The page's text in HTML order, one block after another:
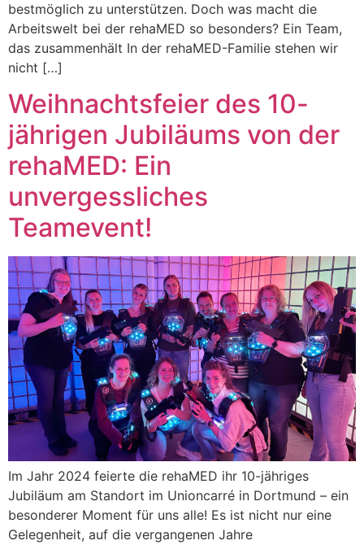
bestmöglich zu unterstützen. Doch was macht die
Arbeitswelt bei der rehaMED so besonders? Ein Team,
das zusammenhält In der rehaMED-Familie stehen wir
nicht […]
Weihnachtsfeier des 10-
jährigen Jubiläums von der
rehaMED: Ein
unvergessliches
Teamevent!
Im Jahr 2024 feierte die rehaMED ihr 10-jähriges
Jubiläum am Standort im Unioncarré in Dortmund – ein
besonderer Moment für uns alle! Es ist nicht nur eine
Gelegenheit, auf die vergangenen Jahre